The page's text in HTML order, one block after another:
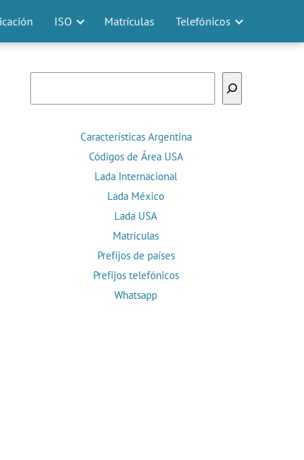
ISO Matrículas Telefónicos
Características Argentina
Códigos de Área USA
Lada Internacional
Lada México
Lada USA
Matrículas
Prefijos de países
Prefijos telefónicos
Whatsapp